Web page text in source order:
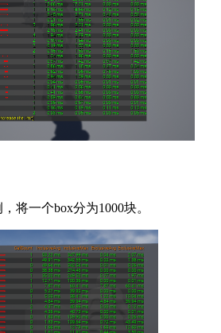
将一个box分为1000块。